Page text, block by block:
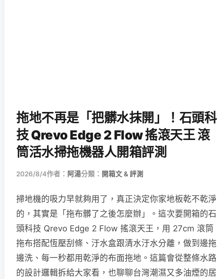
拖地不再是「把髒水抹開」！石頭科
技 Qrevo Edge 2 Flow 搖滾天王 滾
筒活水掃拖機器人開箱評測
2026/8/4作者： 阿湯分類： 開箱文 & 評測
掃地機的吸力早就夠用了，真正決定你家地板乾不乾淨
的，其實是「拖布髒了之後怎麼辦」。這次要開箱的石
頭科技 Qrevo Edge 2 Flow 搖滾天王，用 27cm 滾筒
拖布搭配恆壓刮條、汙水盒跟清水汙水分離，做到邊拖
邊洗、每一秒都用乾淨的布面拖地。這篇會從整條水路
的設計邏輯拆給大家看，也聊聊台灣潮濕又多油煙的居